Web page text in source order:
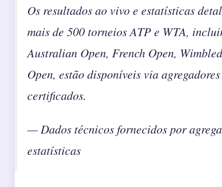
Os resultados ao vivo e estatísticas
mais de 500 torneios ATP e WTA,
Australian Open, French Open,
Open, estão disponíveis via agregadores
certificados.
— Dados técnicos fornecidos por
estatísticas